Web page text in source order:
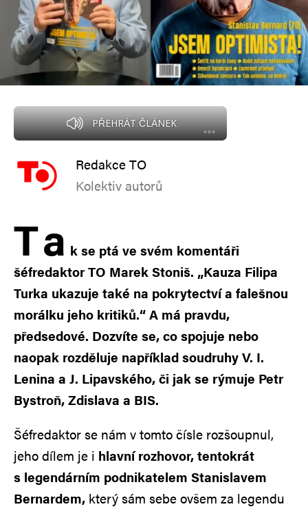
PŘEHRÁT ČLÁNEK
Redakce TO
Kolektiv autorů
Ta k se ptá ve svém komentáři
šéfredaktor TO Marek Stoniš. „Kauza Filipa
Turka ukazuje také na pokrytectví a falešnou
morálku jeho kritiků.“ A má pravdu,
předsedové. Dozvíte se, co spojuje nebo
naopak rozděluje například soudruhy V. I.
Lenina a J. Lipavského, či jak se rýmuje Petr
Bystroň, Zdislava a BIS.
Šéfredaktor se nám v tomto čísle rozšoupnul,
jeho dílem je i hlavní rozhovor, tentokrát
s legendárním podnikatelem Stanislavem
Bernardem, který sám sebe ovšem za legendu